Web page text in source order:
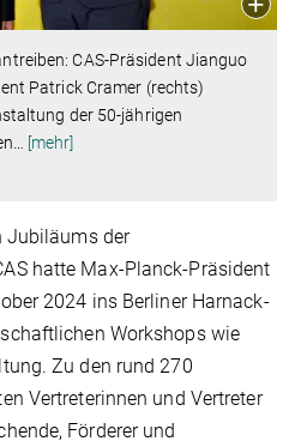
CAS-Präsident Jianguo
Patrick Cramer (rechts)
der 50-jährigen
[mehr]
Jubiläums der
hatte Max-Planck-Präsident
2024 ins Berliner Harnack-
Workshops wie
Zu den rund 270
Vertreterinnen und Vertreter
Förderer und